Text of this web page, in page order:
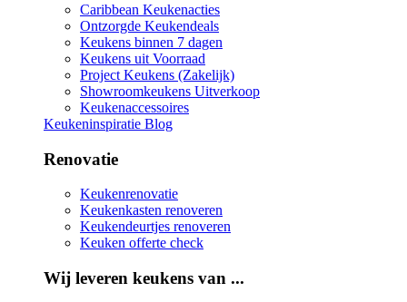
Caribbean Keukenacties
Ontzorgde Keukendeals
Keukens binnen 7 dagen
Keukens uit Voorraad
Project Keukens (Zakelijk)
Showroomkeukens Uitverkoop
Keukenaccessoires
Keukeninspiratie Blog
Renovatie
Keukenrenovatie
Keukenkasten renoveren
Keukendeurtjes renoveren
Keuken offerte check
Wij leveren keukens van ...